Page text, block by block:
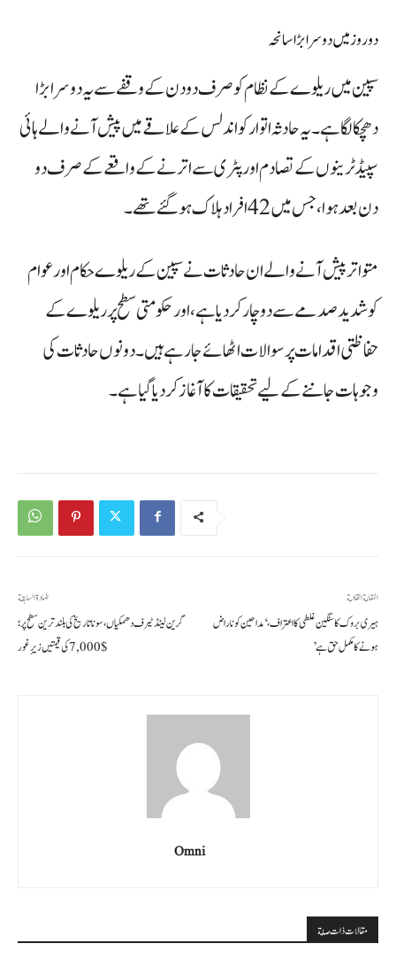
دو روز میں دوسرا بڑا سانحہ
سپین میں ریلوے کے نظام کو صرف دو دن کے وقفے سے یہ دوسرا بڑا
دھچکا لگا ہے۔ یہ حادثہ اتوار کو اندلس کے علاقے میں پیش آنے والے ہائی
سپیڈ ٹرینوں کے تصادم اور پٹری سے اترنے کے واقعے کے صرف دو
دن بعد ہوا، جس میں 42 افراد ہلاک ہو گئے تھے۔
متواتر پیش آنے والے ان حادثات نے سپین کے ریلوے حکام اور عوام
کو شدید صدمے سے دوچار کر دیا ہے، اور حکومتی سطح پر ریلوے کے
حفاظتی اقدامات پر سوالات اٹھائے جا رہے ہیں۔ دونوں حادثات کی
وجوہات جاننے کے لیے تحقیقات کا آغاز کر دیا گیا ہے۔
المادة السابقة
گرین لینڈ ٹیرف دھمکیاں، سونا تاریخ کی بلند ترین سطح پر؛
$7,000 کی قیمتیں زیرِ غور
المقالة القادمة
ہیری بروک کا سنگین غلطی کا اعتراف، ‘مداحین کو ناراض
ہونے کا مکمل حق ہے’
Omni
مقالات ذات صلة